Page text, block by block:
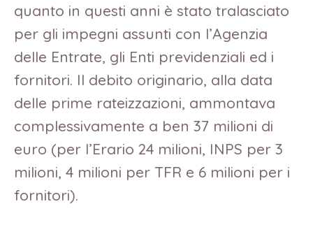
quanto in questi anni è stato tralasciato
per gli impegni assunti con l’Agenzia
delle Entrate, gli Enti previdenziali ed i
fornitori. Il debito originario, alla data
delle prime rateizzazioni, ammontava
complessivamente a ben 37 milioni di
euro (per l’Erario 24 milioni, INPS per 3
milioni, 4 milioni per TFR e 6 milioni per i
fornitori).